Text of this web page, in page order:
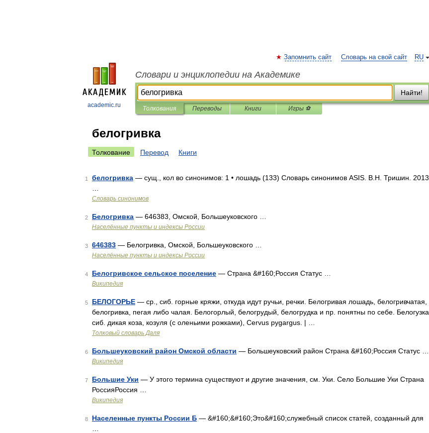
academic.ru
RU
Запомнить сайт Словарь на свой сайт
Словари и энциклопедии на Академике
Найти!
Толкования Переводы Книги Игры ⚽
белогривка
Толкование Перевод Книги
1 белогривка — сущ., кол во синонимов: 1 • лошадь (133) Словарь синонимов ASIS. В.Н. Тришин. 2013
Словарь синонимов
2 Белогривка — 646383, Омской, Большеуковского …
Населённые пункты и индексы России
3 646383 — Белогривка, Омской, Большеуковского …
Населённые пункты и индексы России
4 Белогривское сельское поселение — Страна &#160;Россия Статус …
Википедия
5 БЕЛОГОРЬЕ — ср., сиб. горные кряжи, откуда идут ручьи, речки. Белогривая лошадь, белогривчатая,
белогривка, пегая либо чалая. Белогорлый, белогрудый, белогрудка и пр. понятны по себе. Белогузка
сиб. дикая коза, козуля (с оленьими рожками), Cervus pygargus. | …
Толковый словарь Даля
6 Большеуковский район Омской области — Большеуковский район Страна &#160;Россия Статус …
Википедия
7 Большие Уки — У этого термина существуют и другие значения, см. Уки. Село Большие Уки Страна
РоссияРоссия …
Википедия
8 Населенные пункты России Б — &#160;&#160;Это&#160;служебный список статей, созданный для